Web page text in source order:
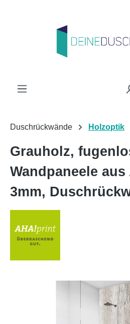
Duschrückwände Holzoptik
Grauholz,
Wandpaneele aus
3mm,